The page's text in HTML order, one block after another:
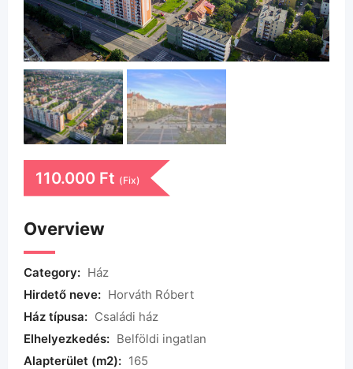
110.000 Ft (Fix)
Overview
Category: Ház
Hirdető neve: Horváth Róbert
Ház típusa: Családi ház
Elhelyezkedés: Belföldi ingatlan
Alapterület (m2): 165